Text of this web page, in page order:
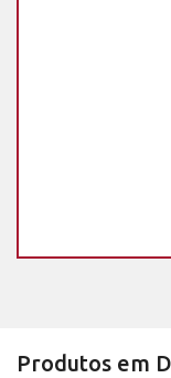
Produtos em